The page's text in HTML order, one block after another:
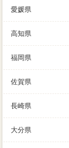
愛媛県
高知県
福岡県
佐賀県
長崎県
大分県